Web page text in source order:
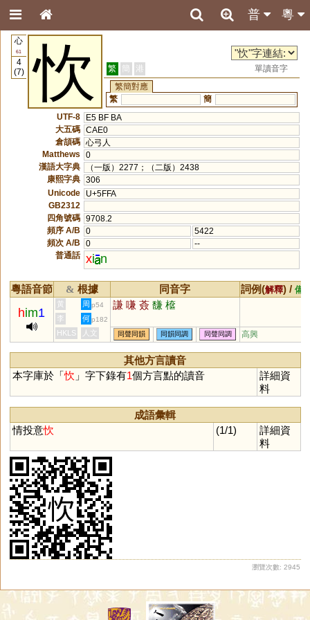
粵
普
心
61
4
(7)
忺 繁 簡 港
單讀音字
繁簡對應
繁
簡
UTF-8
E5 BF BA
大五碼 CAE0
倉頡碼 心弓人
Matthews
0
漢語大字典
（一版）2277；（二版）2438
康熙字典 306
Unicode
U+5FFA
GB2312
四角號碼 9708.2
頻序 A/B
0
5422
頻次 A/B
0
--
普通話 xi n
粵語音節 & 根據 同音字 詞例(解釋) / 備
him1
黃 周 p54 謙 嗛 薟 馦 檶
李 何 p182
HKLS 人文 同聲同韻 同韻同調 同聲同調 高興
其他方言讀音
本字庫於「忺 」字下錄有1個方言點的讀音
詳細資
料
成語彙輯
情投意忺 (1/1)
詳細資
料
瀏覽次數: 2945